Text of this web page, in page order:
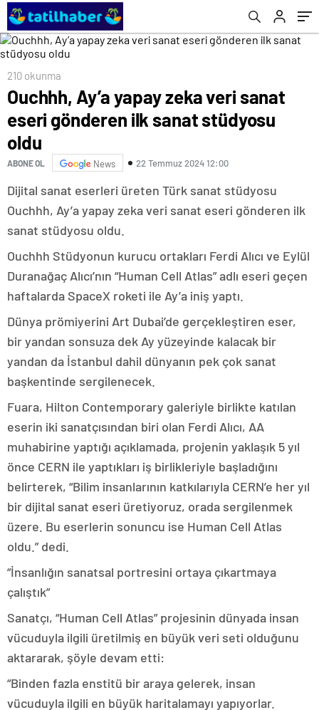
210 okunma
Ouchhh, Ay’a yapay zeka veri sanat
eseri gönderen ilk sanat stüdyosu
oldu
ABONE OL News 22 Temmuz 2024 12:00
Dijital sanat eserleri üreten Türk sanat stüdyosu
Ouchhh, Ay’a yapay zeka veri sanat eseri gönderen ilk
sanat stüdyosu oldu.
Ouchhh Stüdyonun kurucu ortakları Ferdi Alıcı ve Eylül
Duranağaç Alıcı’nın “Human Cell Atlas” adlı eseri geçen
haftalarda SpaceX roketi ile Ay’a iniş yaptı.
Dünya prömiyerini Art Dubai’de gerçekleştiren eser,
bir yandan sonsuza dek Ay yüzeyinde kalacak bir
yandan da İstanbul dahil dünyanın pek çok sanat
başkentinde sergilenecek.
Fuara, Hilton Contemporary galeriyle birlikte katılan
eserin iki sanatçısından biri olan Ferdi Alıcı, AA
muhabirine yaptığı açıklamada, projenin yaklaşık 5 yıl
önce CERN ile yaptıkları iş birlikleriyle başladığını
belirterek, “Bilim insanlarının katkılarıyla CERN’e her yıl
bir dijital sanat eseri üretiyoruz, orada sergilenmek
üzere. Bu eserlerin sonuncu ise Human Cell Atlas
oldu.” dedi.
“İnsanlığın sanatsal portresini ortaya çıkartmaya
çalıştık”
Sanatçı, “Human Cell Atlas” projesinin dünyada insan
vücuduyla ilgili üretilmiş en büyük veri seti olduğunu
aktararak, şöyle devam etti:
“Binden fazla enstitü bir araya gelerek, insan
vücuduyla ilgili en büyük haritalamayı yapıyorlar.